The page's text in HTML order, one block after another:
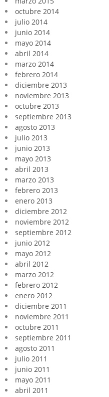
octubre 2014
julio 2014
junio 2014
mayo 2014
abril 2014
marzo 2014
febrero 2014
diciembre 2013
noviembre 2013
octubre 2013
septiembre 2013
agosto 2013
julio 2013
junio 2013
mayo 2013
abril 2013
marzo 2013
febrero 2013
enero 2013
diciembre 2012
noviembre 2012
septiembre 2012
junio 2012
mayo 2012
abril 2012
marzo 2012
febrero 2012
enero 2012
diciembre 2011
noviembre 2011
octubre 2011
septiembre 2011
agosto 2011
julio 2011
junio 2011
mayo 2011
abril 2011